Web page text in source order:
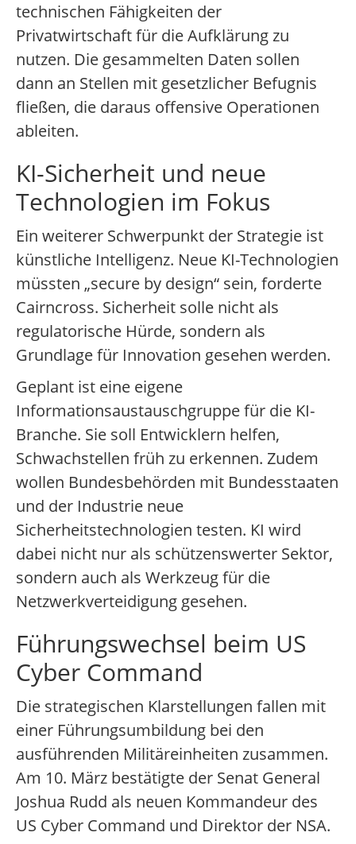
technischen Fähigkeiten der
Privatwirtschaft für die Aufklärung zu
nutzen. Die gesammelten Daten sollen
dann an Stellen mit gesetzlicher Befugnis
fließen, die daraus offensive Operationen
ableiten.
KI-Sicherheit und neue
Technologien im Fokus
Ein weiterer Schwerpunkt der Strategie ist
künstliche Intelligenz. Neue KI-Technologien
müssten „secure by design“ sein, forderte
Cairncross. Sicherheit solle nicht als
regulatorische Hürde, sondern als
Grundlage für Innovation gesehen werden.
Geplant ist eine eigene
Informationsaustauschgruppe für die KI-
Branche. Sie soll Entwicklern helfen,
Schwachstellen früh zu erkennen. Zudem
wollen Bundesbehörden mit Bundesstaaten
und der Industrie neue
Sicherheitstechnologien testen. KI wird
dabei nicht nur als schützenswerter Sektor,
sondern auch als Werkzeug für die
Netzwerkverteidigung gesehen.
Führungswechsel beim US
Cyber Command
Die strategischen Klarstellungen fallen mit
einer Führungsumbildung bei den
ausführenden Militäreinheiten zusammen.
Am 10. März bestätigte der Senat General
Joshua Rudd als neuen Kommandeur des
US Cyber Command und Direktor der NSA.